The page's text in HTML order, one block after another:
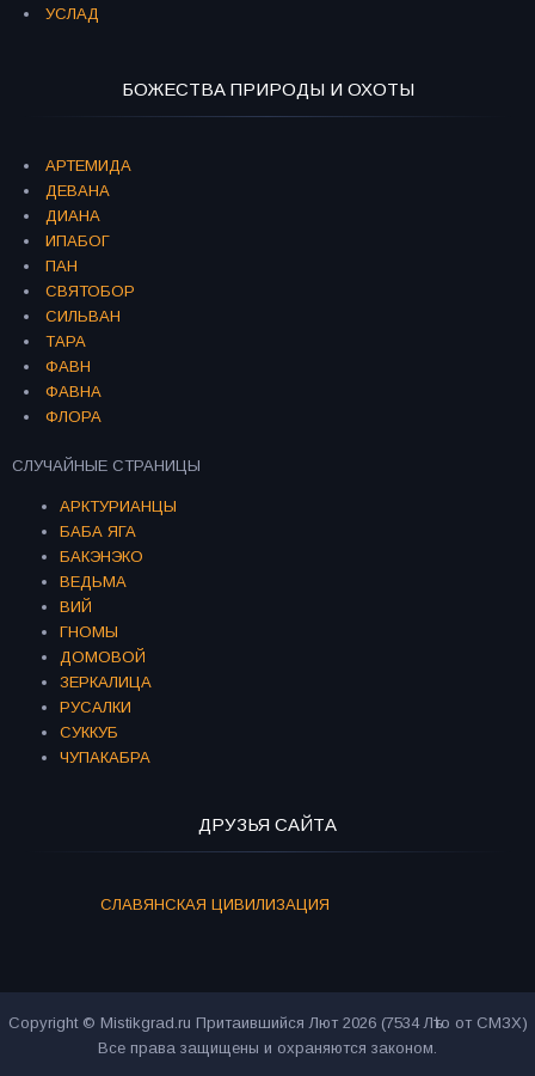
УСЛАД
БОЖЕСТВА ПРИРОДЫ И ОХОТЫ
АРТЕМИДА
ДЕВАНА
ДИАНА
ИПАБОГ
ПАН
СВЯТОБОР
СИЛЬВАН
ТАРА
ФАВН
ФАВНА
ФЛОРА
СЛУЧАЙНЫЕ СТРАНИЦЫ
АРКТУРИАНЦЫ
БАБА ЯГА
БАКЭНЭКО
ВЕДЬМА
ВИЙ
ГНОМЫ
ДОМОВОЙ
ЗЕРКАЛИЦА
РУСАЛКИ
СУККУБ
ЧУПАКАБРА
ДРУЗЬЯ САЙТА
СЛАВЯНСКАЯ ЦИВИЛИЗАЦИЯ
Copyright © Mistikgrad.ru Притаившийся Лют 2026 (7534 Лѣто от СМЗХ)
Все права защищены и охраняются законом.